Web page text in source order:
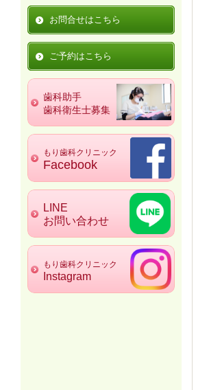
お問合せはこちら
ご予約はこちら
歯科助手
歯科衛生士募集
もり歯科クリニック
Facebook
LINE
お問い合わせ
もり歯科クリニック
Instagram